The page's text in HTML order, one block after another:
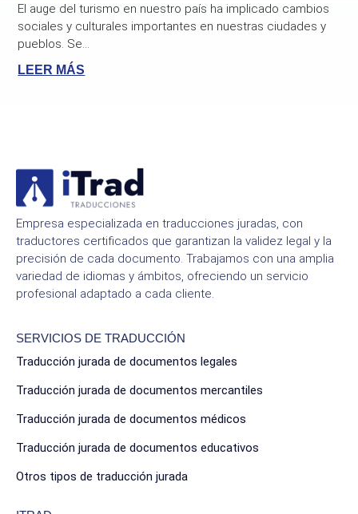
El auge del turismo en nuestro país ha implicado cambios
sociales y culturales importantes en nuestras ciudades y
pueblos. Se...
LEER MÁS
Empresa especializada en traducciones juradas, con
traductores certificados que garantizan la validez legal y la
precisión de cada documento. Trabajamos con una amplia
variedad de idiomas y ámbitos, ofreciendo un servicio
profesional adaptado a cada cliente.
SERVICIOS DE TRADUCCIÓN
Traducción jurada de documentos legales
Traducción jurada de documentos mercantiles
Traducción jurada de documentos médicos
Traducción jurada de documentos educativos
Otros tipos de traducción jurada